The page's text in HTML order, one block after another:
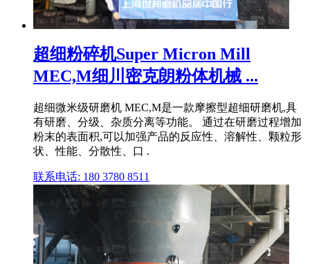
超细粉碎机Super Micron Mill
MEC,M细川密克朗粉体机械 ...
超细微米级研磨机 MEC,M是一款摩擦型超细研磨机,具
有研磨、分级、杂质分离等功能。 通过在研磨过程增加
粉末的表面积,可以加强产品的反应性、溶解性、颗粒形
状、性能、分散性、口 .
联系电话: 180 3780 8511